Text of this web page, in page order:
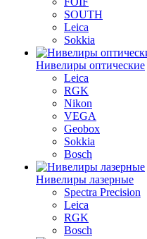
SOUTH
Leica
Sokkia
Нивелиры оптические
Leica
RGK
Nikon
VEGA
Geobox
Sokkia
Bosch
Нивелиры лазерные
Spectra Precision
Leica
RGK
Bosch